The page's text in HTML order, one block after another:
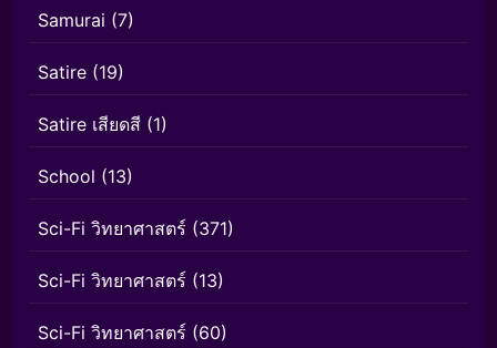
Samurai (7)
Satire (19)
Satire เสียดสี (1)
School (13)
Sci-Fi วิทยาศาสตร์ (371)
Sci-Fi วิทยาศาสตร์ (13)
Sci-Fi วิทยาศาสตร์ (60)